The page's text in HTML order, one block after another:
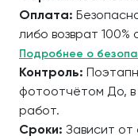
Оплата:
либо возврат 100%
Подробнее о
Контроль:
фотоотчётом До,
работ.
Сроки: Зависит от